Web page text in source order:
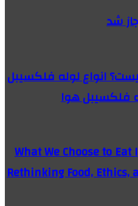
شد
انواع لوله فلکسیبل
فلکسیبل هوا
What We Choose to
Rethinking Food,